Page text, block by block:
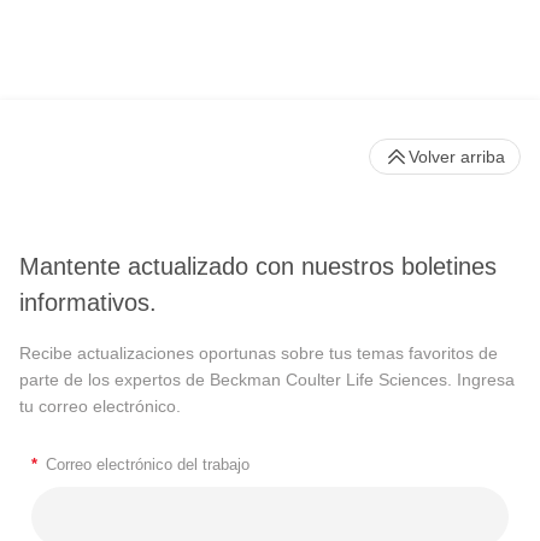
Mantente actualizado con nuestros boletines
informativos.
Recibe actualizaciones oportunas sobre tus temas favoritos de
parte de los expertos de Beckman Coulter Life Sciences. Ingresa
tu correo electrónico.
* Correo electrónico del trabajo
Volver arriba